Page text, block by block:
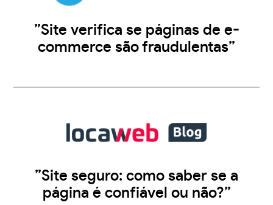
”Site verifica se páginas de e-
commerce são fraudulentas”
”Site seguro: como saber se a
página é confiável ou não?”